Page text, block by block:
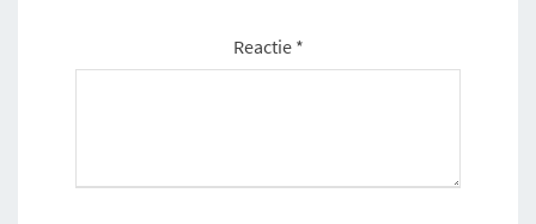
Reactie *